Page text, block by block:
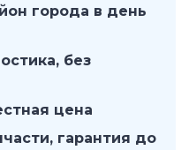
города в день
без
цена
гарантия до